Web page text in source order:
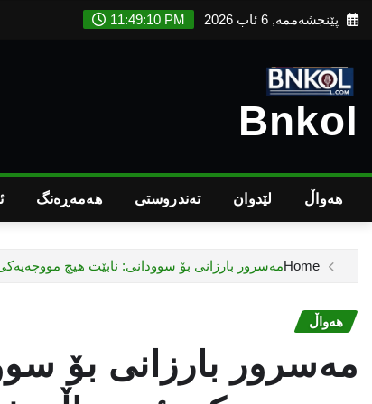
Skip
پێنجشەممە, 6 ئاب 2026 11:49:11 PM
Bnkol
هەواڵ لێدوان تەندروستى هەمەڕەنگ
Homeمەسرور بارزانی بۆ سوودانی: نابێت هیچ
هەواڵ
مەسرور بارزانی بۆ